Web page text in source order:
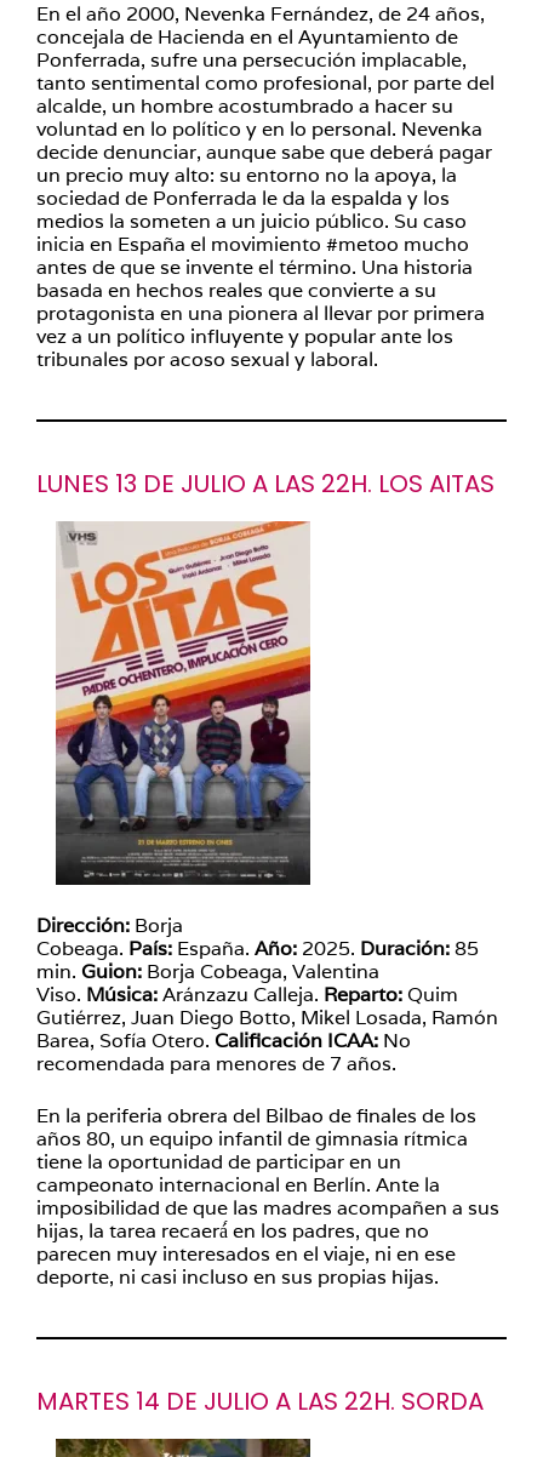
En el año 2000, Nevenka Fernández, de 24 años,
concejala de Hacienda en el Ayuntamiento de
Ponferrada, sufre una persecución implacable,
tanto sentimental como profesional, por parte del
alcalde, un hombre acostumbrado a hacer su
voluntad en lo político y en lo personal. Nevenka
decide denunciar, aunque sabe que deberá pagar
un precio muy alto: su entorno no la apoya, la
sociedad de Ponferrada le da la espalda y los
medios la someten a un juicio público. Su caso
inicia en España el movimiento #metoo mucho
antes de que se invente el término. Una historia
basada en hechos reales que convierte a su
protagonista en una pionera al llevar por primera
vez a un político influyente y popular ante los
tribunales por acoso sexual y laboral.
LUNES 13 DE JULIO A LAS 22H. LOS AITAS
Dirección: Borja
Cobeaga. País: España. Año: 2025. Duración:85
min. Guion: Borja Cobeaga, Valentina
Viso. Música:Aránzazu Calleja. Reparto:Quim
Gutiérrez, Juan Diego Botto, Mikel Losada, Ramón
Barea, Sofía Otero. Calificación ICAA: No
recomendada para menores de 7 años.
En la periferia obrera del Bilbao de finales de los
años 80, un equipo infantil de gimnasia rítmica
tiene la oportunidad de participar en un
campeonato internacional en Berlín. Ante la
imposibilidad de que las madres acompañen a sus
hijas, la tarea recaerá́ en los padres, que no
parecen muy interesados en el viaje, ni en ese
deporte, ni casi incluso en sus propias hijas.
MARTES 14 DE JULIO A LAS 22H. SORDA